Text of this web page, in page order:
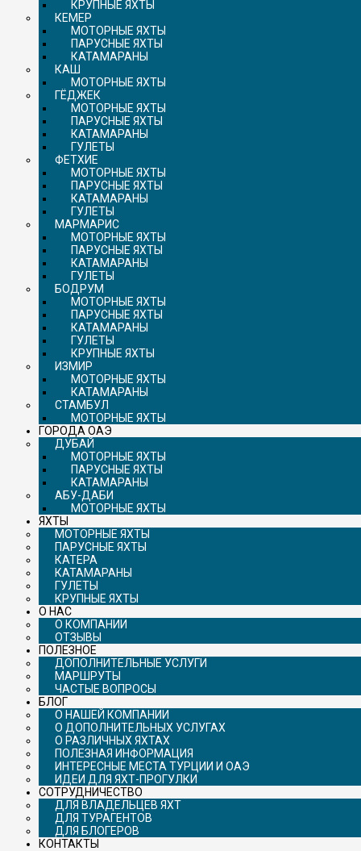
КРУПНЫЕ ЯХТЫ
КЕМЕР
МОТОРНЫЕ ЯХТЫ
ПАРУСНЫЕ ЯХТЫ
КАТАМАРАНЫ
КАШ
МОТОРНЫЕ ЯХТЫ
ГЁДЖЕК
МОТОРНЫЕ ЯХТЫ
ПАРУСНЫЕ ЯХТЫ
КАТАМАРАНЫ
ГУЛЕТЫ
ФЕТХИЕ
МОТОРНЫЕ ЯХТЫ
ПАРУСНЫЕ ЯХТЫ
КАТАМАРАНЫ
ГУЛЕТЫ
МАРМАРИС
МОТОРНЫЕ ЯХТЫ
ПАРУСНЫЕ ЯХТЫ
КАТАМАРАНЫ
ГУЛЕТЫ
БОДРУМ
МОТОРНЫЕ ЯХТЫ
ПАРУСНЫЕ ЯХТЫ
КАТАМАРАНЫ
ГУЛЕТЫ
КРУПНЫЕ ЯХТЫ
ИЗМИР
МОТОРНЫЕ ЯХТЫ
КАТАМАРАНЫ
СТАМБУЛ
МОТОРНЫЕ ЯХТЫ
ГОРОДА ОАЭ
ДУБАЙ
МОТОРНЫЕ ЯХТЫ
ПАРУСНЫЕ ЯХТЫ
КАТАМАРАНЫ
АБУ-ДАБИ
МОТОРНЫЕ ЯХТЫ
ЯХТЫ
МОТОРНЫЕ ЯХТЫ
ПАРУСНЫЕ ЯХТЫ
КАТЕРА
КАТАМАРАНЫ
ГУЛЕТЫ
КРУПНЫЕ ЯХТЫ
О НАС
О КОМПАНИИ
ОТЗЫВЫ
ПОЛЕЗНОЕ
ДОПОЛНИТЕЛЬНЫЕ УСЛУГИ
МАРШРУТЫ
ЧАСТЫЕ ВОПРОСЫ
БЛОГ
О НАШЕЙ КОМПАНИИ
О ДОПОЛНИТЕЛЬНЫХ УСЛУГАХ
О РАЗЛИЧНЫХ ЯХТАХ
ПОЛЕЗНАЯ ИНФОРМАЦИЯ
ИНТЕРЕСНЫЕ МЕСТА ТУРЦИИ И ОАЭ
ИДЕИ ДЛЯ ЯХТ-ПРОГУЛКИ
СОТРУДНИЧЕСТВО
ДЛЯ ВЛАДЕЛЬЦЕВ ЯХТ
ДЛЯ ТУРАГЕНТОВ
ДЛЯ БЛОГЕРОВ
КОНТАКТЫ